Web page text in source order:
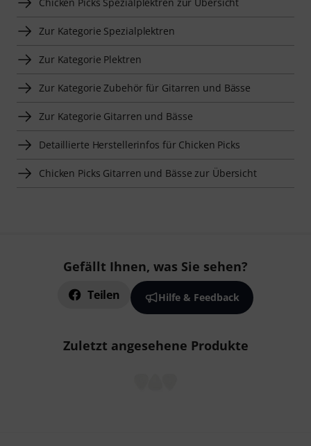
Zur Kategorie Spezialplektren
Zur Kategorie Plektren
Zur Kategorie Zubehör für Gitarren und Bässe
Zur Kategorie Gitarren und Bässe
Detaillierte Herstellerinfos für Chicken Picks
Chicken Picks Gitarren und Bässe zur Übersicht
Gefällt Ihnen, was Sie sehen?
Teilen Hilfe & Feedback
Zuletzt angesehene Produkte